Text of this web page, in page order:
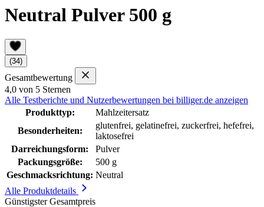
Neutral Pulver 500 g
(34)
Gesamtbewertung
4,0 von 5 Sternen
Alle Testberichte und Nutzerbewertungen bei billiger.de anzeigen
Produkttyp:
Mahlzeitersatz
Besonderheiten:
glutenfrei, gelatinefrei, zuckerfrei, hefefrei,
laktosefrei
Darreichungsform:
Pulver
Packungsgröße:
500 g
Geschmacksrichtung: Neutral
Alle Produktdetails
Günstigster Gesamtpreis